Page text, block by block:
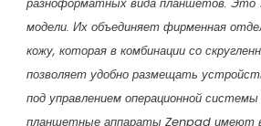
модели. Их объединяет фирменная
кожу, которая в комбинации со
позволяет удобно размещать
под управлением операционной
планшетные аппараты Zenpad имеют